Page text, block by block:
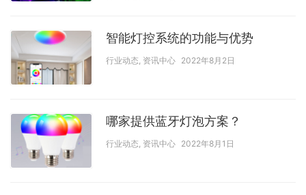
智能灯控系统的功能与优势
行业动态, 资讯中心 2022年8月2日
哪家提供蓝牙灯泡方案？
行业动态, 资讯中心 2022年8月1日